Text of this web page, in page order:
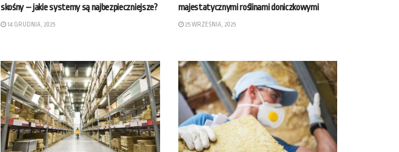
skośny – jakie systemy są najbezpieczniejsze?
14 GRUDNIA, 2025
majestatycznymi roślinami doniczkowymi
25 WRZEŚNIA, 2025